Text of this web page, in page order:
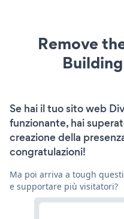
Remove
Se hai il tuo sito web
funzionante, hai
creazione della
congratulazioni!
Ma poi arriva a tough
e supportare più visitatori?